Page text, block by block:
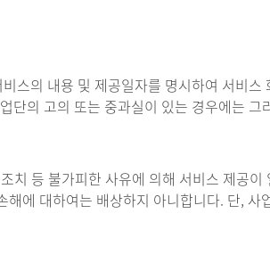
의 내용 및 제공일자를 명시하여 서비
단의 고의 또는 중과실이 있는 경우에는 그
등 불가피한 사유에 의해 서비스 제공
에 대하여는 배상하지 아니합니다. 단,